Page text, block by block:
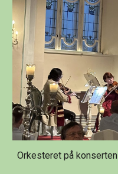
Orkesteret på konserten